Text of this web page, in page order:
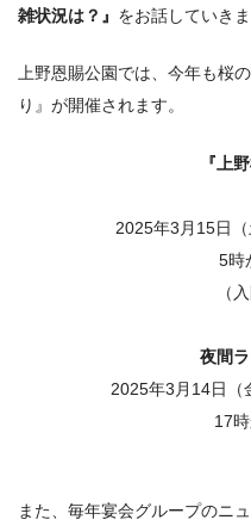
雑状況は？』 をお話していきま
上野恩賜公園では、今年も桜
り』が開催されます。
『上
2025年3月15日（
5時
（
夜間
2025年3月14日（
17
また、毎年宴会グループのニ